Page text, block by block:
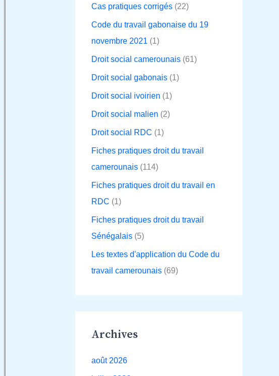
Cas pratiques corrigés (22)
Code du travail gabonaise du 19
novembre 2021 (1)
Droit social camerounais (61)
Droit social gabonais (1)
Droit social ivoirien (1)
Droit social malien (2)
Droit social RDC (1)
Fiches pratiques droit du travail
camerounais (114)
Fiches pratiques droit du travail en
RDC (1)
Fiches pratiques droit du travail
Sénégalais (5)
Les textes d'application du Code du
travail camerounais (69)
Archives
août 2026